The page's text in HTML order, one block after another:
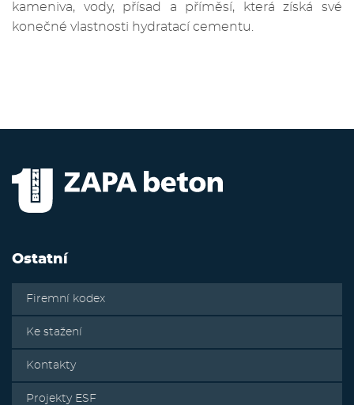
kameniva, vody, přísad a příměsí, která získá své
konečné vlastnosti hydratací cementu.
Ostatní
Firemní kodex
Ke stažení
Kontakty
Projekty ESF